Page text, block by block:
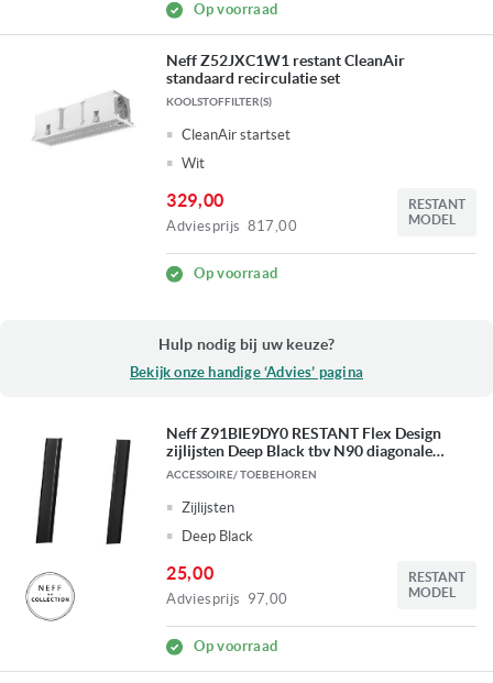
Op voorraad
Neff Z52JXC1W1 restant CleanAir
standaard recirculatie set
KOOLSTOFFILTER(S)
CleanAir startset
Wit
329,00
Adviesprijs 817,00
RESTANT
MODEL
Op voorraad
Hulp nodig bij uw keuze?
Bekijk onze handige ‘Advies’ pagina
Neff Z91BIE9DY0 RESTANT Flex Design
zijlijsten Deep Black tbv N90 diagonale
wandschouwkap
ACCESSOIRE/ TOEBEHOREN
Zijlijsten
Deep Black
25,00
Adviesprijs 97,00
RESTANT
MODEL
Op voorraad